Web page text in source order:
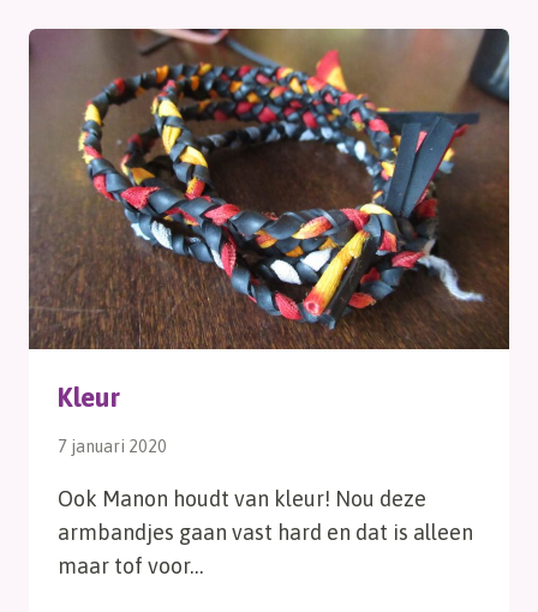
Kleur
7 januari 2020
Ook Manon houdt van kleur! Nou deze
armbandjes gaan vast hard en dat is alleen
maar tof voor…